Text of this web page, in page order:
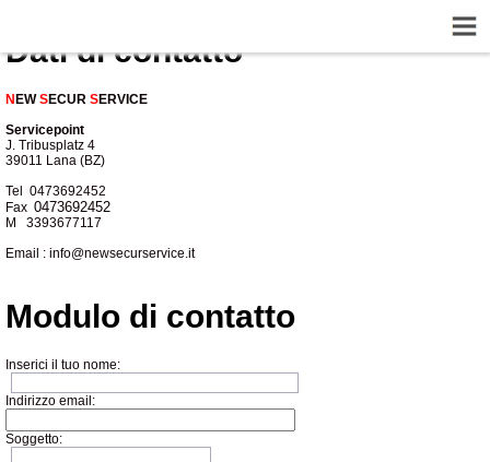
Dati di contatto
N EWSECUR SERVICE
Servicepoint
J. Tribusplatz 4
39011 Lana (BZ)
Tel 0473692452
Fax 0473692452
M 3393677117
Email : info@newsecurservice.it
Modulo di contatto
Inserici il tuo nome:
Indirizzo email:
Soggetto: